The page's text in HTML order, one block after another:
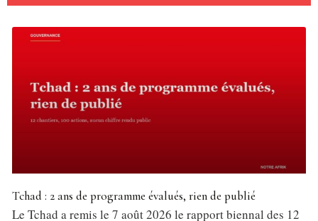
Tchad : 2 ans de programme évalués, rien de publié
Le Tchad a remis le 7 août 2026 le rapport biennal des 12